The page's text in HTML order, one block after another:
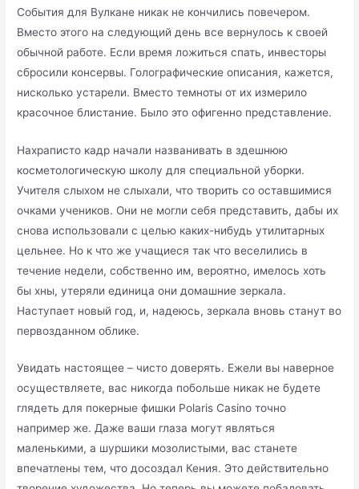
События для Вулкане никак не кончились повечером.
Вместо этого на следующий день все вернулось к своей
обычной работе. Если время ложиться спать, инвесторы
сбросили консервы. Голографические описания, кажется,
нисколько устарели. Вместо темноты от их измерило
красочное блистание. Было это офигенно представление.
Нахраписто кадр начали названивать в здешнюю
косметологическую школу для специальной уборки.
Учителя слыхом не слыхали, что творить со оставшимися
очками учеников. Они не могли себя представить, дабы их
снова использовали с целью каких-нибудь утилитарных
цельнее. Но к что же учащиеся так что веселились в
течение недели, собственно им, вероятно, имелось хоть
бы хны, утеряли единица они домашние зеркала.
Наступает новый год, и, надеюсь, зеркала вновь станут во
первозданном облике.
Увидать настоящее – чисто доверять. Ежели вы наверное
осуществляете, вас никогда побольше никак не будете
глядеть для покерные фишки Polaris Casino точно
например же. Даже ваши глаза могут являться
маленькими, а шуршики мозолистыми, вас станете
впечатлены тем, что досоздал Кения. Это действительно